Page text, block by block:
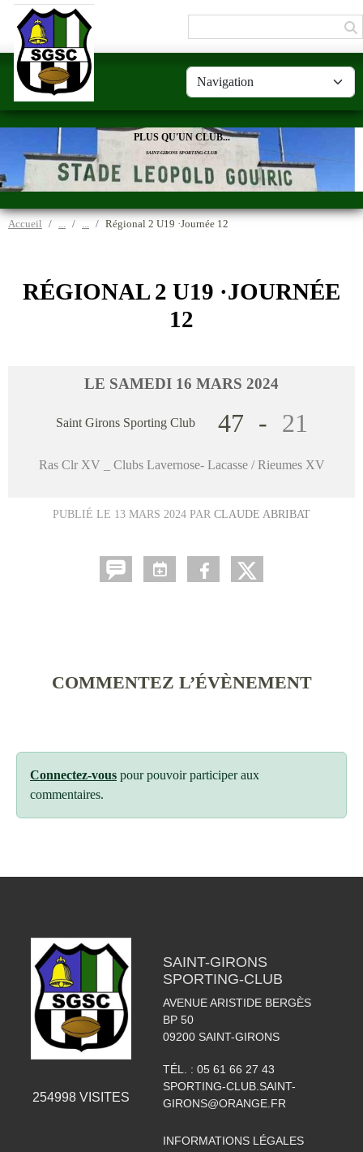
PLUS QU'UN CLUB...
SAINT-GIRONS SPORTING-CLUB
Accueil Régional 2 U19 ·Journée 12
RÉGIONAL 2 U19 ·JOURNÉE
12
LE SAMEDI 16 MARS 2024
Saint Girons Sporting Club 47 - 21
Ras Clr XV _ Clubs Lavernose- Lacasse / Rieumes XV
PUBLIÉ LE 13 MARS 2024 PAR CLAUDE ABRIBAT
COMMENTEZ L’ÉVÈNEMENT
Connectez-vous pour pouvoir participer aux
commentaires.
254998 VISITES
SAINT-GIRONS
SPORTING-CLUB
AVENUE ARISTIDE BERGÈS
BP 50
09200 SAINT-GIRONS
TÉL. : 05 61 66 27 43
SPORTING-CLUB.SAINT-
GIRONS@ORANGE.FR
INFORMATIONS LÉGALES
Panneau de gestion des cookies